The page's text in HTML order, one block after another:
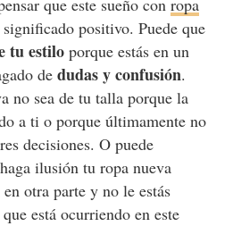
que este sueño con ropa
positivo. Puede que
tu estiloporque estás en un
de dudas y confusión.
no sea de tu talla porque la
a ti o porque últimamente no
decisiones. O puede
ilusión tu ropa nueva
otra parte y no le estás
está ocurriendo en este